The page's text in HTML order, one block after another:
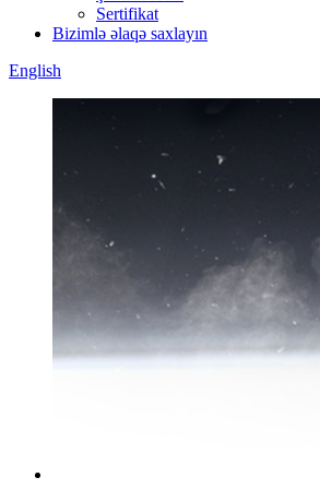
Sertifikat
Bizimlə əlaqə saxlayın
English